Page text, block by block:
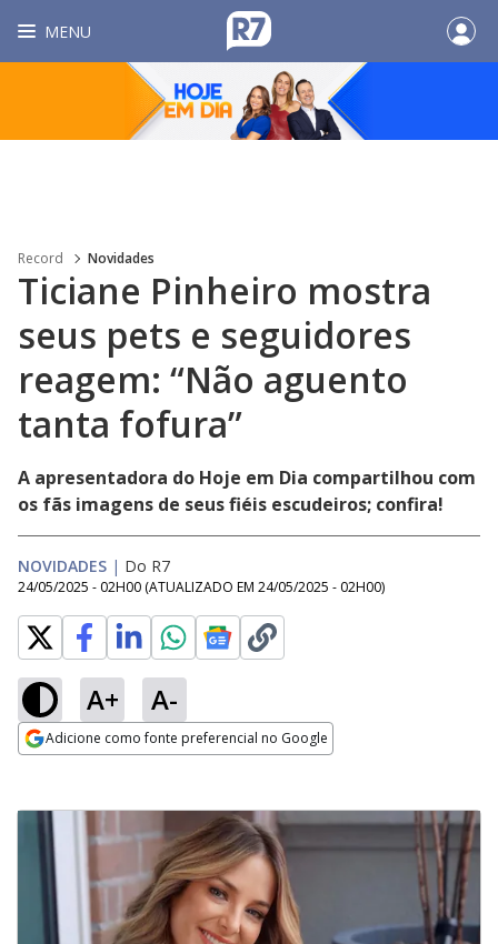
MENU
Record Novidades
Ticiane Pinheiro mostra
seus pets e seguidores
reagem: “Não aguento
tanta fofura”
A apresentadora do Hoje em Dia compartilhou com
os fãs imagens de seus fiéis escudeiros; confira!
NOVIDADES | Do R7
24/05/2025 - 02H00 (ATUALIZADO EM 24/05/2025 - 02H00)
A+ A-
Adicione como fonte preferencial no Google